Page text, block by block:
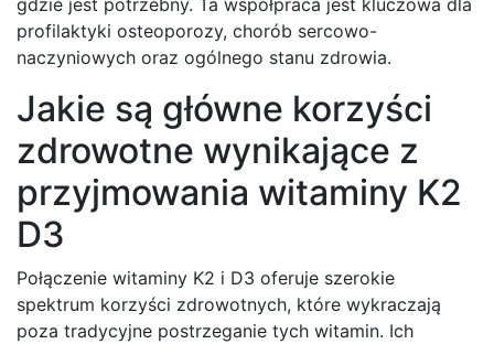
profilaktyki osteoporozy, chorób sercowo-
naczyniowych oraz ogólnego stanu zdrowia.
Jakie są główne korzyści
zdrowotne wynikające z
przyjmowania witaminy K2
D3
Połączenie witaminy K2 i D3 oferuje szerokie
spektrum korzyści zdrowotnych, które wykraczają
poza tradycyjne postrzeganie tych witamin. Ich